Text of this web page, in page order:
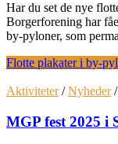
Har du set de nye
Borgerforening har
by-pyloner, som
Flotte plakater i by-
Aktiviteter/Nyheder/
MGP fest 2025 i